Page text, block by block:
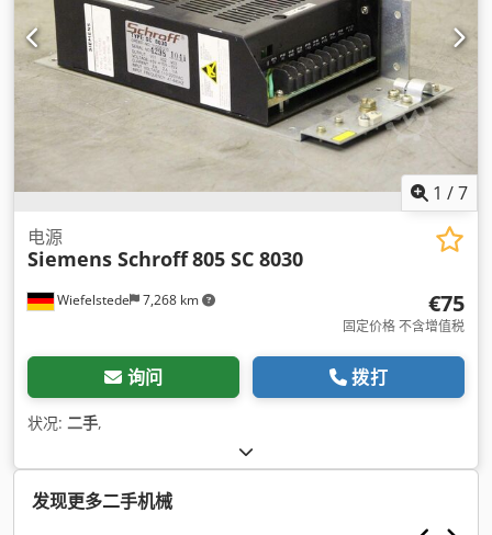
1 /7
Wiefelstede 7,268 km
电源
Siemens Schroff805 SC 8030
€75
固定价格 不含增值税
询问 拨打
状况: 二手,
发现更多二手机械